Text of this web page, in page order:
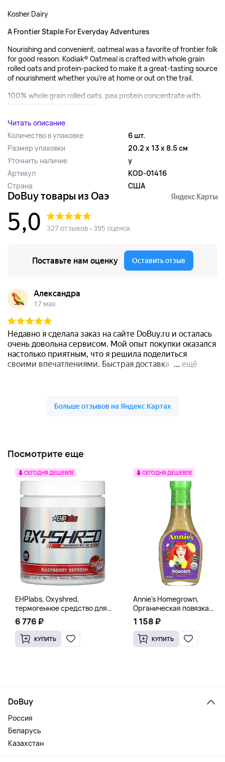
Kosher Dairy
A Frontier Staple For Everyday Adventures
Nourishing and convenient, oatmeal was a favorite of frontier folk
for good reason. Kodiak® Oatmeal is crafted with whole grain
rolled oats and protein-packed to make it a great-tasting source
of nourishment whether you're at home or out on the trail.
100% whole grain rolled oats, pea protein concentrate with
tapioca starch, cane sugar,...
Читать описание
Количество в упаковке
6 шт.
Размер упаковки
20.2 x 13 x 8.5 см
Уточнить наличие
y
Артикул
KOD-01416
Страна
США
Посмотрите еще
СЕГОДНЯ ДЕШЕВЛЕ
EHPlabs, Oxyshred,
термогенное средство для
сжигания жира, малиновое
освежение, 318 г (11,2 унции)
6 776 ₽
КУПИТЬ
СЕГОДНЯ ДЕШЕВЛЕ
Annie's Homegrown,
Органическая повязка
«Богиня», 236 мл (8 жидк.
унц.)
1 158 ₽
КУПИТЬ
DoBuy
Россия
Беларусь
Казахстан